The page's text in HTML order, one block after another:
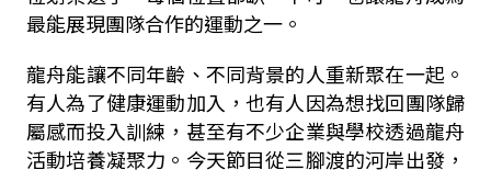
最能展現團隊合作的運動之一。
龍舟能讓不同年齡、不同背景的人重新聚在一起。
有人為了健康運動加入，也有人因為想找回團隊歸
屬感而投入訓練，甚至有不少企業與學校透過龍舟
活動培養凝聚力。今天節目從三腳渡的河岸出發，